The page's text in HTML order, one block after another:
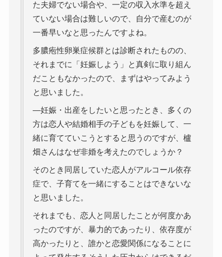
た夫婦でない場合や、一定の収入水準を超え
ていない場合は難しいので、自分で産むのが
一番早いなと思ったんですよね。
多膿疱性卵巣症候群とは診断されたものの、
それまでに「妊娠しよう」と真剣に取り組ん
だこともなかったので、まずはやってみよう
と思いました。
―妊娠・出産をしたいと思ったとき、多くの
方は恋人や結婚相手の子どもを妊娠して、一
緒に育てていこうとすると思うのですが、櫨
畑さんはなぜ非婚を考えたのでしょうか？
そのとき同居していた恋人がアルコール依存
症で、子育てを一緒にすることはできないな
と思いました。
それまでも、恋人と同居したことが何度かあ
ったのですが、暴力的であったり、依存度が
高かったりと、誰かと恋愛関係になることに